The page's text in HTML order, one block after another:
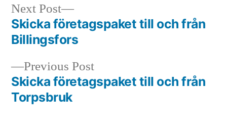
Post
navigation
Previous PostPrevious
post:
Skicka företagspaket till och från
Torpsbruk
Next Post
Next
post:
Skicka företagspaket till och från
Billingsfors